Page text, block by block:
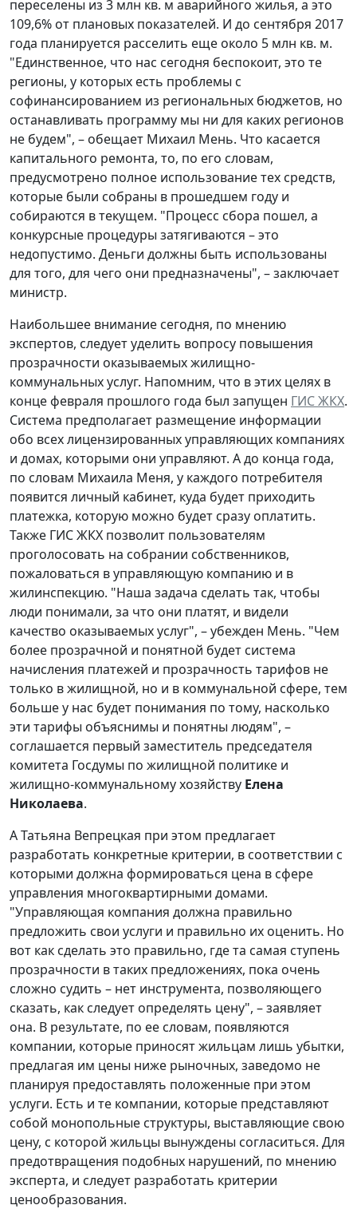
переселены из 3 млн кв. м аварийного жилья, а это
109,6% от плановых показателей. И до сентября 2017
года планируется расселить еще около 5 млн кв. м.
"Единственное, что нас сегодня беспокоит, это те
регионы, у которых есть проблемы с
софинансированием из региональных бюджетов, но
останавливать программу мы ни для каких регионов
не будем", – обещает Михаил Мень. Что касается
капитального ремонта, то, по его словам,
предусмотрено полное использование тех средств,
которые были собраны в прошедшем году и
собираются в текущем. "Процесс сбора пошел, а
конкурсные процедуры затягиваются – это
недопустимо. Деньги должны быть использованы
для того, для чего они предназначены", – заключает
министр.
Наибольшее внимание сегодня, по мнению
экспертов, следует уделить вопросу повышения
прозрачности оказываемых жилищно-
коммунальных услуг. Напомним, что в этих целях в
конце февраля прошлого года был запущен ГИС ЖКХ.
Система предполагает размещение информации
обо всех лицензированных управляющих компаниях
и домах, которыми они управляют. А до конца года,
по словам Михаила Меня, у каждого потребителя
появится личный кабинет, куда будет приходить
платежка, которую можно будет сразу оплатить.
Также ГИС ЖКХ позволит пользователям
проголосовать на собрании собственников,
пожаловаться в управляющую компанию и в
жилинспекцию. "Наша задача сделать так, чтобы
люди понимали, за что они платят, и видели
качество оказываемых услуг", – убежден Мень. "Чем
более прозрачной и понятной будет система
начисления платежей и прозрачность тарифов не
только в жилищной, но и в коммунальной сфере, тем
больше у нас будет понимания по тому, насколько
эти тарифы объяснимы и понятны людям", –
соглашается первый заместитель председателя
комитета Госдумы по жилищной политике и
жилищно-коммунальному хозяйству Елена
Николаева.
А Татьяна Вепрецкая при этом предлагает
разработать конкретные критерии, в соответствии с
которыми должна формироваться цена в сфере
управления многоквартирными домами.
"Управляющая компания должна правильно
предложить свои услуги и правильно их оценить. Но
вот как сделать это правильно, где та самая ступень
прозрачности в таких предложениях, пока очень
сложно судить – нет инструмента, позволяющего
сказать, как следует определять цену", – заявляет
она. В результате, по ее словам, появляются
компании, которые приносят жильцам лишь убытки,
предлагая им цены ниже рыночных, заведомо не
планируя предоставлять положенные при этом
услуги. Есть и те компании, которые представляют
собой монопольные структуры, выставляющие свою
цену, с которой жильцы вынуждены согласиться. Для
предотвращения подобных нарушений, по мнению
эксперта, и следует разработать критерии
ценообразования.